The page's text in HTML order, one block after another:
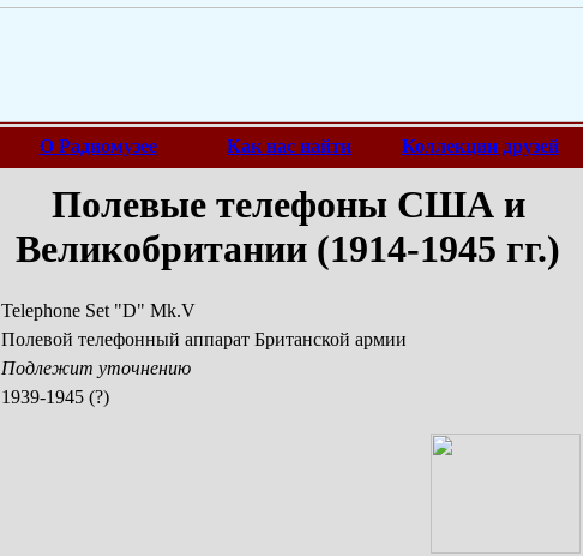
О Радиомузее Как нас найти Коллекции друзей
Полевые телефоны США и
Великобритании (1914-1945 гг.)
Telephone Set "D" Mk.V
Полевой телефонный аппарат Британской армии
Подлежит уточнению
1939-1945 (?)